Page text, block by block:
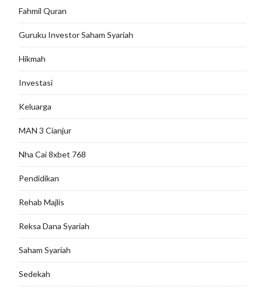
Fahmil Quran
Guruku Investor Saham Syariah
Hikmah
Investasi
Keluarga
MAN 3 Cianjur
Nha Cai 8xbet 768
Pendidikan
Rehab Majlis
Reksa Dana Syariah
Saham Syariah
Sedekah